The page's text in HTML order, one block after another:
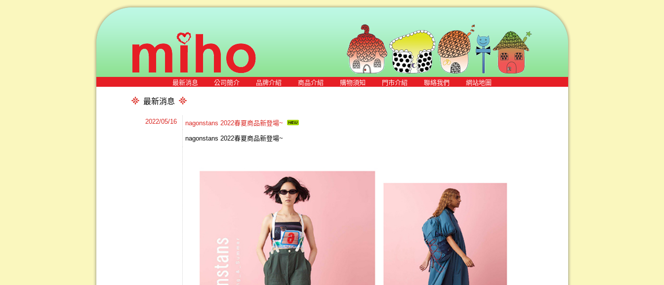
最新消息 公司簡介 品牌介紹 商品介紹 購物須知 門市介紹 聯絡我們 網站地圖
最新消息
2022/05/16 nagonstans 2022春夏商品新登場~
nagonstans 2022春夏商品新登場~